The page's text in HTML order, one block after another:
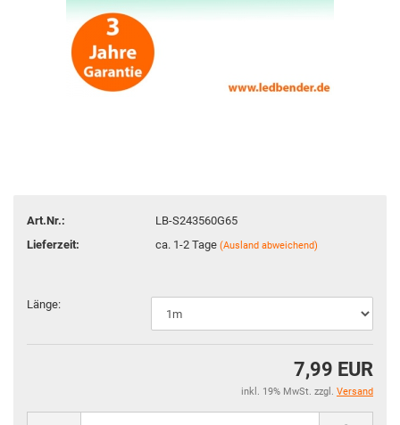
Art.Nr.:
LB-S243560G65
Lieferzeit:
ca. 1-2 Tage(Ausland abweichend)
Länge:
7,99 EUR
inkl. 19% MwSt. zzgl. Versand